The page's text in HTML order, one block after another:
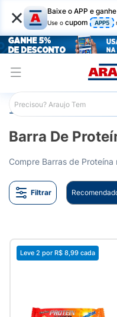
× Baixe o APP e
Use o cupom APP5
Araujo Nutrição
Barra De
Filtrar
Leve 2 por R$ 8,99 cada